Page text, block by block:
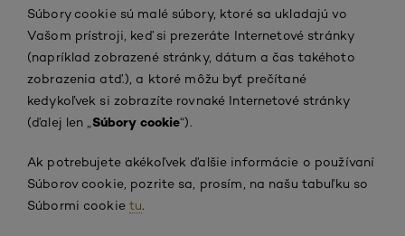
Súbory cookie sú malé súbory, ktoré sa ukladajú vo
Vašom prístroji, keď si prezeráte Internetové stránky
(napríklad zobrazené stránky, dátum a čas takéhoto
zobrazenia atď.), a ktoré môžu byť prečítané
kedykoľvek si zobrazíte rovnaké Internetové stránky
(ďalej len „ Súbory cookie“).
Ak potrebujete akékoľvek ďalšie informácie o používaní
Súborov cookie, pozrite sa, prosím, na našu tabuľku so
Súbormi cookie tu.